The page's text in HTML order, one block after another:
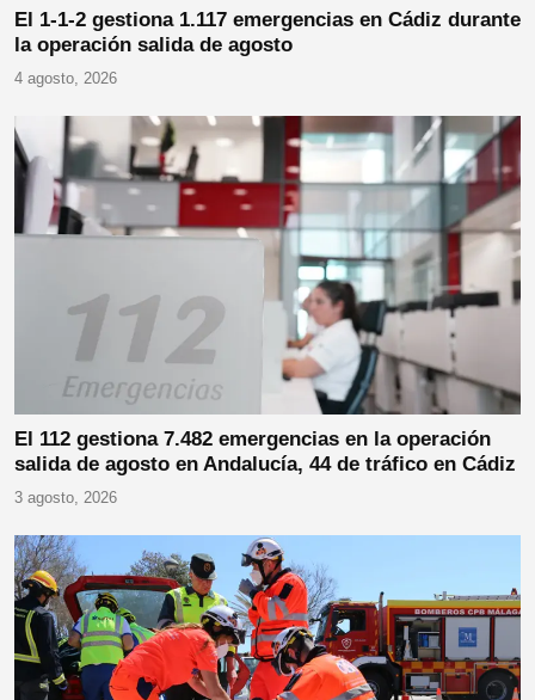
El 1-1-2 gestiona 1.117 emergencias en Cádiz durante
la operación salida de agosto
4 agosto, 2026
El 112 gestiona 7.482 emergencias en la operación
salida de agosto en Andalucía, 44 de tráfico en Cádiz
3 agosto, 2026